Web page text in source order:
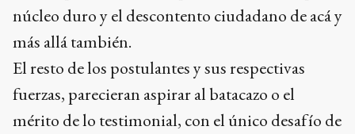
núcleo duro y el descontento ciudadano de acá y
más allá también.
El resto de los postulantes y sus respectivas
fuerzas, parecieran aspirar al batacazo o el
mérito de lo testimonial, con el único desafío de